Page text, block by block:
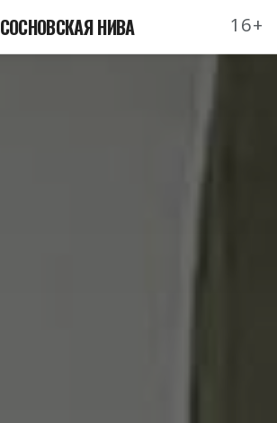
СОСНОВСКАЯ НИВА 16+